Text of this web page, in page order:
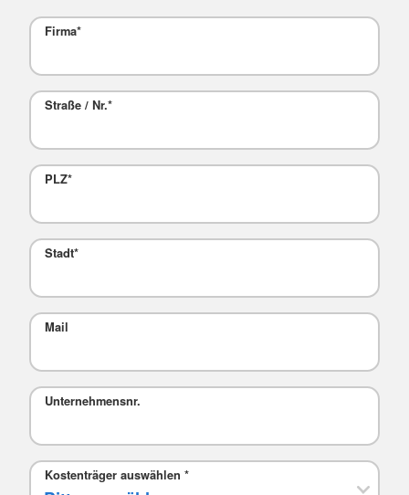
Firma*
Straße / Nr.*
PLZ*
Stadt*
Mail
Unternehmensnr.
Kostenträger auswählen *